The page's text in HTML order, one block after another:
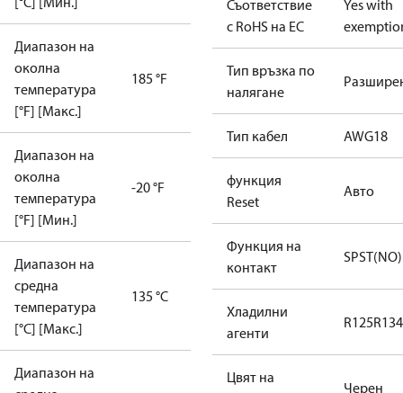
Диапазон на
околна
температура
[°F] [Макс.]
185 °F
Диапазон на
околна
температура
[°F] [Мин.]
-20 °F
Диапазон на
средна
температура
[°C] [Макс.]
135 °C
Диапазон на
Съответствие
с RoHS на ЕС
Yes with
Тип връзка по
налягане
Тип кабел AWG18
функция
Reset
Авто
Функция на
контакт
SPST(NO)
Хладилни
агенти
R125
Цвят на
Черен